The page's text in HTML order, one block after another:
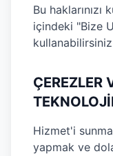
Bu
içindeki "Bize
ÇEREZLER
Hizmet'i
yapmak ve